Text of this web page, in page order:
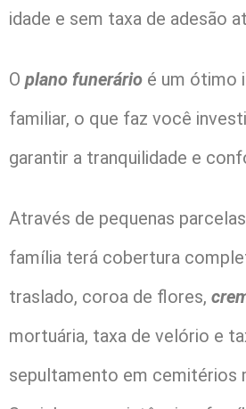
idade e sem taxa de adesão
O plano funerário é um ótimo
familiar, o que faz você
garantir a tranquilidade e
Através de pequenas
família terá cobertura
traslado, coroa de flores,
mortuária, taxa de velório e
sepultamento em cemitérios